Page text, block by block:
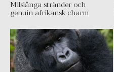
Milslånga stränder och
genuin afrikansk charm